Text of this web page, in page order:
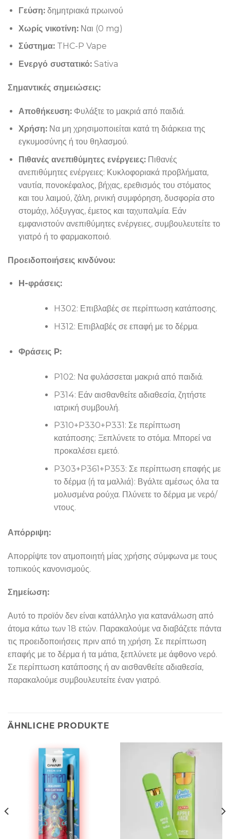
Γεύση:δημητριακά πρωινού
Χωρίς νικοτίνη:Ναι (0 mg)
Σύστημα:THC-P Vape
Ενεργό συστατικό:Sativa
Σημαντικές σημειώσεις:
Αποθήκευση:Φυλάξτε το μακριά από παιδιά.
Χρήση:Να μη χρησιμοποιείται κατά τη διάρκεια της
εγκυμοσύνης ή του θηλασμού.
Πιθανές ανεπιθύμητες ενέργειες:Πιθανές
ανεπιθύμητες ενέργειες: Κυκλοφοριακά προβλήματα,
ναυτία, πονοκέφαλος, βήχας, ερεθισμός του στόματος
και του λαιμού, ζάλη, ρινική συμφόρηση, δυσφορία στο
στομάχι, λόξυγγας, έμετος και ταχυπαλμία. Εάν
εμφανιστούν ανεπιθύμητες ενέργειες, συμβουλευτείτε το
γιατρό ή το φαρμακοποιό.
Προειδοποιήσεις κινδύνου:
H-φράσεις:
H302: Επιβλαβές σε περίπτωση κατάποσης.
H312: Επιβλαβές σε επαφή με το δέρμα.
Φράσεις P:
P102: Να φυλάσσεται μακριά από παιδιά.
P314: Εάν αισθανθείτε αδιαθεσία, ζητήστε
ιατρική συμβουλή.
P310+P330+P331: Σε περίπτωση
κατάποσης: Ξεπλύνετε το στόμα. Μπορεί να
προκαλέσει εμετό.
P303+P361+P353: Σε περίπτωση επαφής με
το δέρμα (ή τα μαλλιά): Βγάλτε αμέσως όλα τα
μολυσμένα ρούχα. Πλύνετε το δέρμα με νερό/
ντους.
Απόρριψη:
Απορρίψτε τον ατμοποιητή μίας χρήσης σύμφωνα με τους
τοπικούς κανονισμούς.
Σημείωση:
Αυτό το προϊόν δεν είναι κατάλληλο για κατανάλωση από
άτομα κάτω των 18 ετών. Παρακαλούμε να διαβάζετε πάντα
τις προειδοποιήσεις πριν από τη χρήση. Σε περίπτωση
επαφής με το δέρμα ή τα μάτια, ξεπλύνετε με άφθονο νερό.
Σε περίπτωση κατάποσης ή αν αισθανθείτε αδιαθεσία,
παρακαλούμε συμβουλευτείτε έναν γιατρό.
ÄHNLICHE PRODUKTE